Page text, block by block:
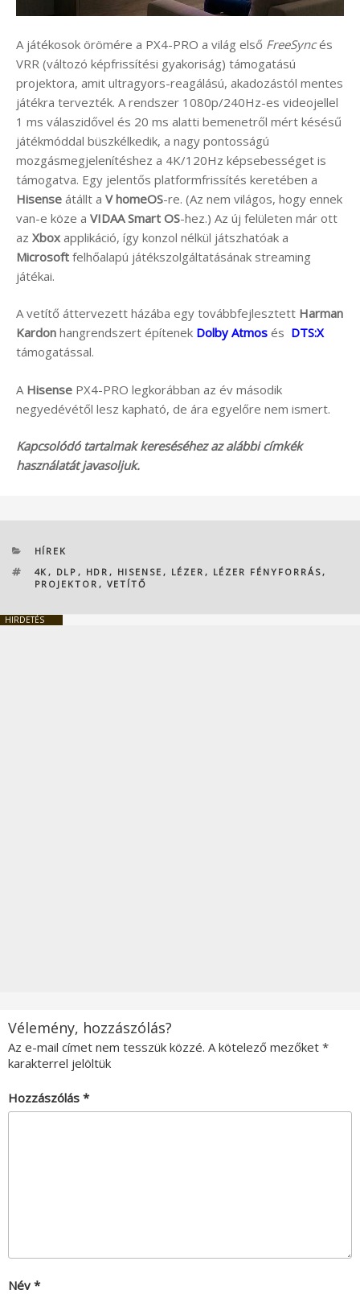
A játékosok örömére a PX4-PRO a világ első FreeSyncés
VRR (változó képfrissítési gyakoriság) támogatású
projektora, amit ultragyors-reagálású, akadozástól mentes
játékra tervezték. A rendszer 1080p/240Hz-es videojellel
1 ms válaszidővel és 20 ms alatti bemenetről mért késésű
játékmóddal büszkélkedik, a nagy pontosságú
mozgásmegjelenítéshez a 4K/120Hz képsebességet is
támogatva. Egy jelentős platformfrissítés keretében a
Hisense átállt a V homeOS-re. (Az nem világos, hogy ennek
van-e köze a VIDAA Smart OS-hez.) Az új felületen már ott
az Xbox applikáció, így konzol nélkül játszhatóak a
Microsoft felhőalapú játékszolgáltatásának streaming
játékai.
A vetítő áttervezett házába egy továbbfejlesztett Harman
Kardon hangrendszert építenek Dolby Atmos és DTS:X
támogatással.
A Hisense PX4-PRO legkorábban az év második
negyedévétől lesz kapható, de ára egyelőre nem ismert.
Kapcsolódó tartalmak kereséséhez az alábbi címkék
használatát javasoljuk.
KATEGÓRIÁK
HÍREK
CÍMKÉK
4K , DLP , HDR , HISENSE , LÉZER , LÉZER FÉNYFORRÁS ,
PROJEKTOR , VETÍTŐ
HIRDETÉS
Vélemény, hozzászólás?
Az e-mail címet nem tesszük közzé. A kötelező mezőket *
karakterrel jelöltük
Hozzászólás *
Név *